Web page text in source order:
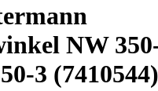
NW
3 (7410544)